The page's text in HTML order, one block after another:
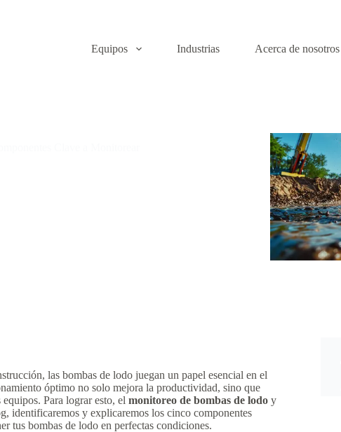
Equipos Industrias Acerca de nosotros
las bombas de lodo juegan un papel esencial en el
óptimo no solo mejora la productividad, sino que
Para lograr esto, elmonitoreo de bombas de lodo y
identificaremos y explicaremos los cinco componentes
tus bombas de lodo en perfectas condiciones.